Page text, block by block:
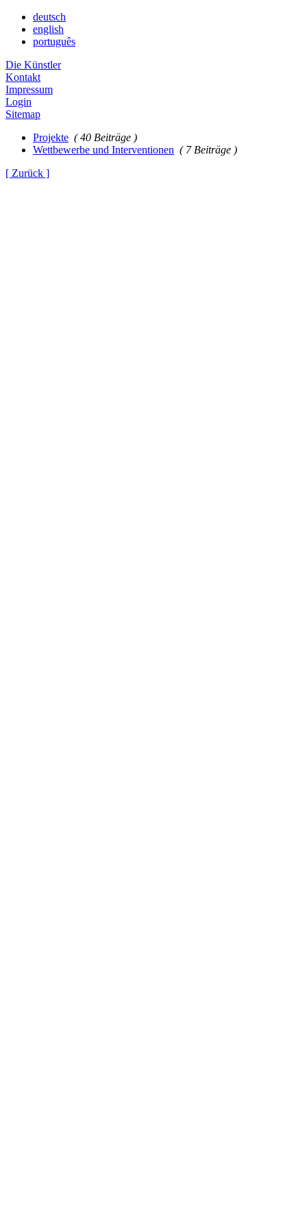
deutsch
english
português
Die Künstler
Kontakt
Impressum
Login
Sitemap
Projekte ( 40 Beiträge )
Wettbewerbe und Interventionen ( 7 Beiträge )
[ Zurück ]